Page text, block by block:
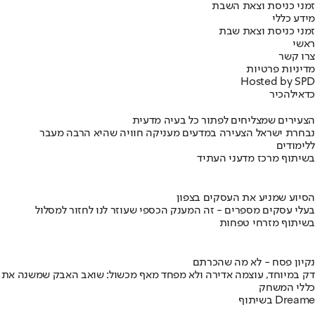
זמני כניסת וצאת השבת
מידע כללי
זמני כניסת וצאת שבת
ראשי
צרו קשר
מדיניות פרטיות
Hosted by SPD
כדאילהכיר
הצעירים שמצליחים לפתור כל בעיה מדעית
נבחרת ישראל הצעירה במדעים מעניקה חוויה שהיא הרבה מעבר
ללימודים
בשיתוף מרכז מדעני העתיד
הסיוע שמניע את העסקים בצפון
בעלי עסקים מספרים - זה המענק הכספי שעוזר לנו לחזור למסלול
בשיתוף מזרחי טפחות
נקיון פסח - לא מה שהכרתם
דק במיוחד, עוצמה אדירה ולא מפחד מאף מכשול: שואב האבק שמשנה את
כללי המשחק
בשיתוף Dreame